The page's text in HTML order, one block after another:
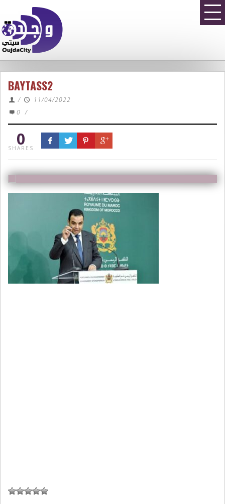
BAYTASS2
/
11/04/2022
0 /
0
SHARES